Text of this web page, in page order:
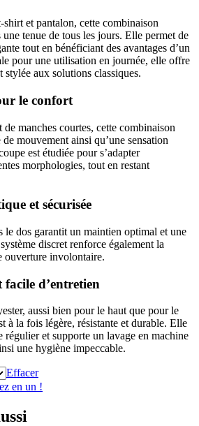
et pantalon, cette combinaison
une tenue de tous les jours. Elle permet de
tout en bénéficiant des avantages d’un
pour une utilisation en journée, elle offre
stylée aux solutions classiques.
le confort
manches courtes, cette combinaison
mouvement ainsi qu’une sensation
est étudiée pour s’adapter
morphologies, tout en restant
et sécurisée
le dos garantit un maintien optimal et une
discret renforce également la
ouverture involontaire.
d’entretien
aussi bien pour le haut que pour le
à la fois légère, résistante et durable. Elle
régulier et supporte un lavage en machine
une hygiène impeccable.
Effacer
en un !